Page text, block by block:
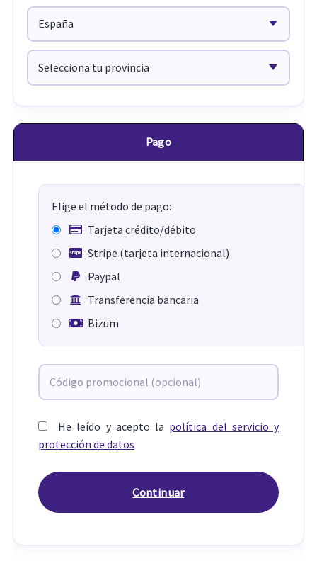
Pago
Elige el método de pago:
Tarjeta crédito/débito
Stripe (tarjeta internacional)
Paypal
Transferencia bancaria
Bizum
He leído y acepto la política del servicio y
protección de datos